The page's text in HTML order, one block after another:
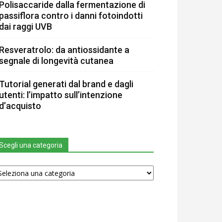
Polisaccaride dalla fermentazione di
passiflora contro i danni fotoindotti
dai raggi UVB
Resveratrolo: da antiossidante a
di longevità cutanea
Tutorial generati dal brand e dagli
utenti: l’impatto sull’intenzione
d’acquisto
una categoria